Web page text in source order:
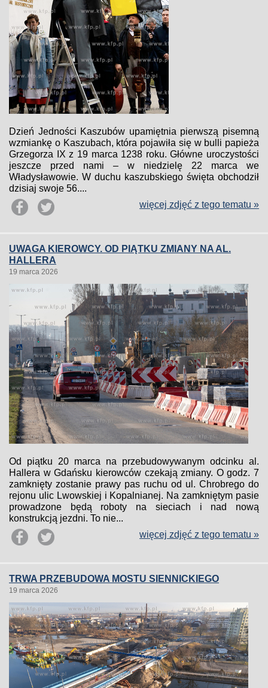
Dzień Jedności Kaszubów upamiętnia pierwszą pisemną
wzmiankę o Kaszubach, która pojawiła się w bulli papieża
Grzegorza IX z 19 marca 1238 roku. Główne uroczystości
jeszcze przed nami – w niedzielę 22 marca we
Władysławowie. W duchu kaszubskiego święta obchodził
dzisiaj swoje 56....
więcej zdjęć z tego tematu »
UWAGA KIEROWCY. OD PIĄTKU ZMIANY NA AL.
HALLERA
19 marca 2026
Od piątku 20 marca na przebudowywanym odcinku al.
Hallera w Gdańsku kierowców czekają zmiany. O godz. 7
zamknięty zostanie prawy pas ruchu od ul. Chrobrego do
rejonu ulic Lwowskiej i Kopalnianej. Na zamkniętym pasie
prowadzone będą roboty na sieciach i nad nową
konstrukcją jezdni. To nie...
więcej zdjęć z tego tematu »
TRWA PRZEBUDOWA MOSTU SIENNICKIEGO
19 marca 2026